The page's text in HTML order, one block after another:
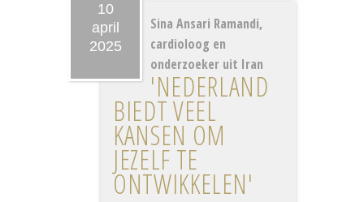
10
april
2025
Sina Ansari Ramandi,
cardioloog en
onderzoeker uit Iran
'NEDERLAND
BIEDT VEEL
KANSEN OM
JEZELF TE
ONTWIKKELEN'